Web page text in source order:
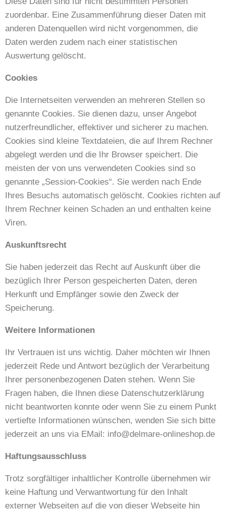
zuordenbar. Eine Zusammenführung dieser Daten mit
anderen Datenquellen wird nicht vorgenommen, die
Daten werden zudem nach einer statistischen
Auswertung gelöscht.
Cookies
Die Internetseiten verwenden an mehreren Stellen so
genannte Cookies. Sie dienen dazu, unser Angebot
nutzerfreundlicher, effektiver und sicherer zu machen.
Cookies sind kleine Textdateien, die auf Ihrem Rechner
abgelegt werden und die Ihr Browser speichert. Die
meisten der von uns verwendeten Cookies sind so
genannte „Session-Cookies“. Sie werden nach Ende
Ihres Besuchs automatisch gelöscht. Cookies richten auf
Ihrem Rechner keinen Schaden an und enthalten keine
Viren.
Auskunftsrecht
Sie haben jederzeit das Recht auf Auskunft über die
bezüglich Ihrer Person gespeicherten Daten, deren
Herkunft und Empfänger sowie den Zweck der
Speicherung.
Weitere Informationen
Ihr Vertrauen ist uns wichtig. Daher möchten wir Ihnen
jederzeit Rede und Antwort bezüglich der Verarbeitung
Ihrer personenbezogenen Daten stehen. Wenn Sie
Fragen haben, die Ihnen diese Datenschutzerklärung
nicht beantworten konnte oder wenn Sie zu einem Punkt
vertiefte Informationen wünschen, wenden Sie sich bitte
jederzeit an uns via EMail: info@delmare-onlineshop.de
Haftungsausschluss
Trotz sorgfältiger inhaltlicher Kontrolle übernehmen wir
keine Haftung und Verwantwortung für den Inhalt
externer Webseiten auf die von dieser Webseite hin